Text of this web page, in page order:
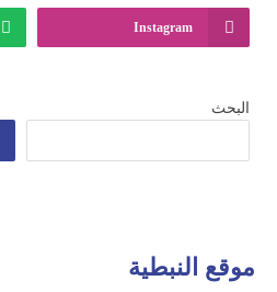
Instagram
البحث
موقع النبطية